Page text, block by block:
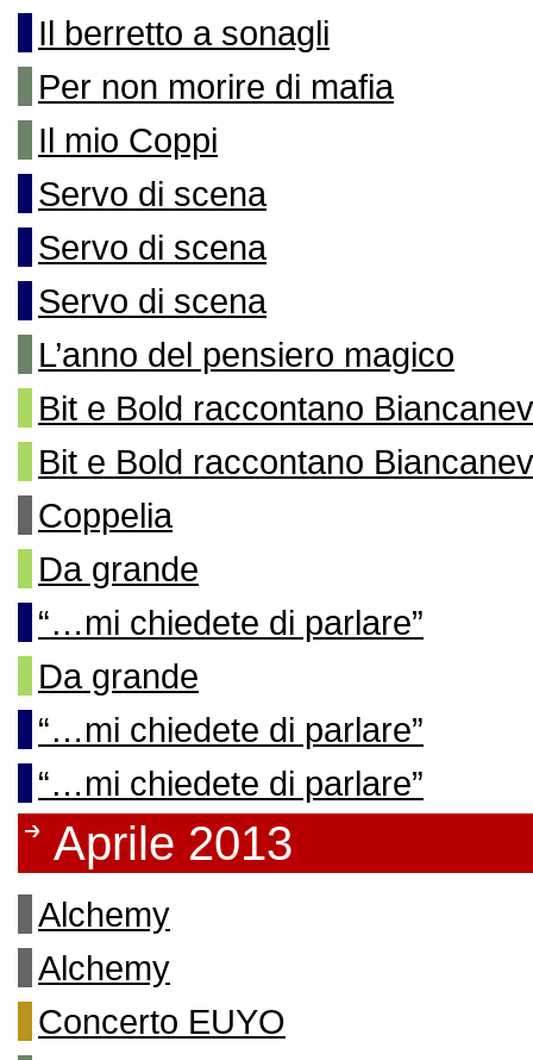
Il berretto a sonagli
Per non morire di mafia
Il mio Coppi
Servo di scena
Servo di scena
Servo di scena
L’anno del pensiero magico
Bit e Bold raccontano
Bit e Bold raccontano
Coppelia
Da grande
“…mi chiedete di parlare”
Da grande
“…mi chiedete di parlare”
“…mi chiedete di parlare”
Aprile 2013
Alchemy
Alchemy
Concerto EUYO